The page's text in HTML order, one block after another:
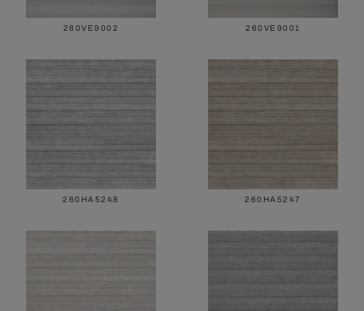
260VE9002 260VE9001
260HA5248 260HA5247